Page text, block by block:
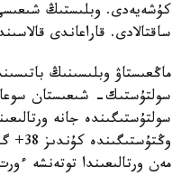
كۇشەيەدى. وبلىستىڭ
ساقتالادى. قاراعاندى
ماڭعىستاۋ وبلىسىنىڭ
سولتۇستىك- شىعىستان
مەن ورتالىعىندا توتەنشە